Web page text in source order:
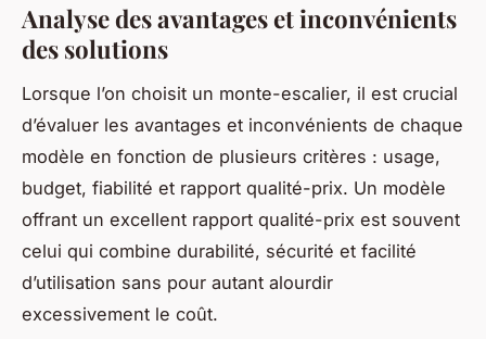
Analyse des avantages et inconvénients
des solutions
Lorsque l’on choisit un monte-escalier, il est crucial
d’évaluer les avantages et inconvénients de chaque
modèle en fonction de plusieurs critères : usage,
budget, fiabilité et rapport qualité-prix. Un modèle
offrant un excellent rapport qualité-prix est souvent
celui qui combine durabilité, sécurité et facilité
d’utilisation sans pour autant alourdir
excessivement le coût.